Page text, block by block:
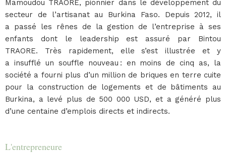
Mamoudou TRAORE, pionnier dans le développement du
secteur de l’artisanat au Burkina Faso. Depuis 2012, il
a passé les rênes de la gestion de l’entreprise à ses
enfants dont le leadership est assuré par Bintou
TRAORE. Très rapidement, elle s’est illustrée et y
a insufflé un souffle nouveau : en moins de cinq as, la
société a fourni plus d’un million de briques en terre cuite
pour la construction de logements et de bâtiments au
Burkina, a levé plus de 500 000 USD, et a généré plus
d’une centaine d’emplois directs et indirects.
L'entrepreneure